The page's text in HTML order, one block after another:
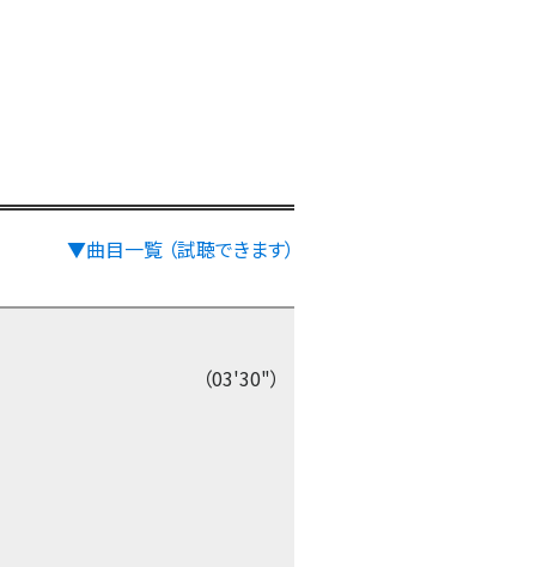
▼曲目一覧 （試聴できます）
（03'30"）